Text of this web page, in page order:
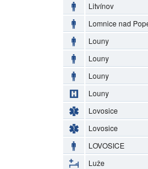
Litvínov
Lomnice nad
Louny
Louny
Louny
Louny
Lovosice
Lovosice
LOVOSICE
Luže